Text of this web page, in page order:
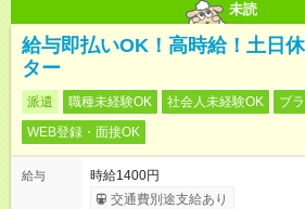
未読
給与即払いOK！高時給！土日
ター
派遣 職種未経験OK 社会人未経験OK
ブ
WEB登録・面接OK
給与
時給1400円
交通費別途支給あり